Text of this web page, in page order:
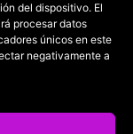
del dispositivo. El
procesar datos
únicos en este
negativamente a